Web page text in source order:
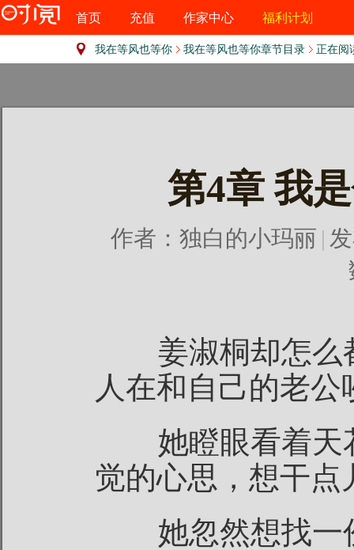
首页 充值 作家中心 福利计划
我在等风也等你 我在等风也等你章节目录 正在阅
第4章 我
作者： 独白的小玛丽 |
姜淑桐却怎么
人在和自己的老
她瞪眼看着天
觉的心思，想干点
她忽然想找一